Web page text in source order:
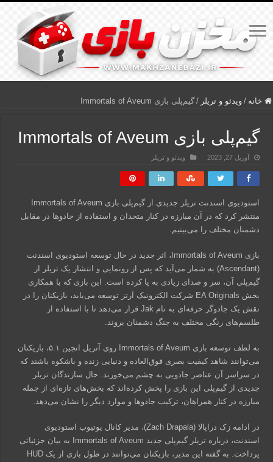
خانه / ویدئو و تریلر / گیم‌پلی بازی Immortals of Aveum
گیم‌پلی بازی Immortals of Aveum
آوریل 27, 2023 ویدئو و تریلر
استودیوی اسندنت تریلر جدیدی از گیم‌پلی بازی Immortals of Aveum
منتشر کرد که در آن مبارزه در کنار متحدان و استفاده از جادوها در مقابل
دشمنان مختلف را می‌بینیم.
بازی Immortals of Aveum، اثر جدید در حال توسعه استودیوی اسندنت
(Ascendant) به شمار می‌آید که پس از رونمایی و انتشار یک تریلر از
گیم‌پلی آن، سر و صدای زیادی به پا کرده است. این بازی که با همکاری
بخش EA Originals شرکت الکترونیک آرتز توسعه می‌یابد، بازیکنان را در
نقش یک جادوگر حرفه‌ای به نام Jak قرار می‌دهد تا با استفاده از
طلسم‌های رنگی مختلف به جنگ دشمنان بروند.
به لطف توسعه بازی Immortals of Aveum روی آنریل انجین ۵.۱، بازیکنان
می‌توانند شاهد کیفیت بصری فوق‌العاده و دنیایی زنده و باشکوه باشند که
در سراسر آن عناصر جادویی به چشم می‌خورند. حال سازندگان تریلر
جدیدی از گیم‌پلی این بازی را پخش کرده‌اند که بخش‌های تازه‌ای از جمله
مبارزه در کنار همراهان، ترکیب جادوها و موارد دیگر را نشان می‌دهد.
در ادامه زک دراپالا (Zach Drapala)، مدیر کانال یوتیوب استودیوی
اسندنت، درباره تریلر گیم‌پلی جدید Immortals of Aveum به بیان جزئیاتی
پرداخت. به گفته این مدیر، بازیکنان می‌توانند در طول بازی از یک HUD